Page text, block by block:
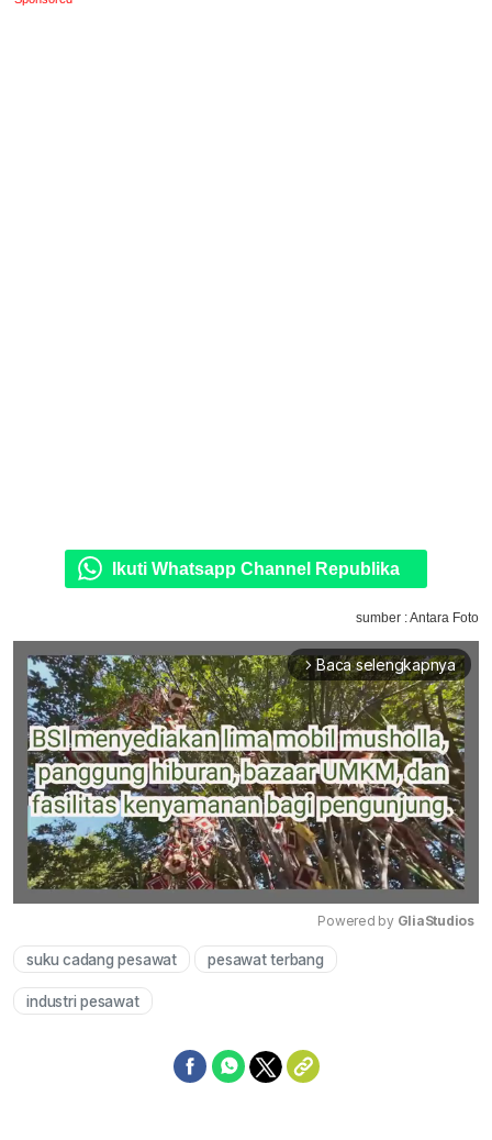
Ikuti Whatsapp Channel Republika
sumber : Antara Foto
arrow_forward_ios Baca selengkapnya
Powered by GliaStudios
suku cadang pesawat pesawat terbang
industri pesawat